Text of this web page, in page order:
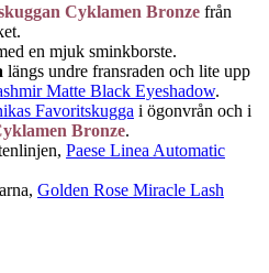
Cyklamen Bronze från
en mjuk sminkborste.
längs undre fransraden och lite upp
Matte Black Eyeshadow.
Favoritskugga i ögonvrån och i
Bronze.
Paese Linea Automatic
Golden Rose Miracle Lash